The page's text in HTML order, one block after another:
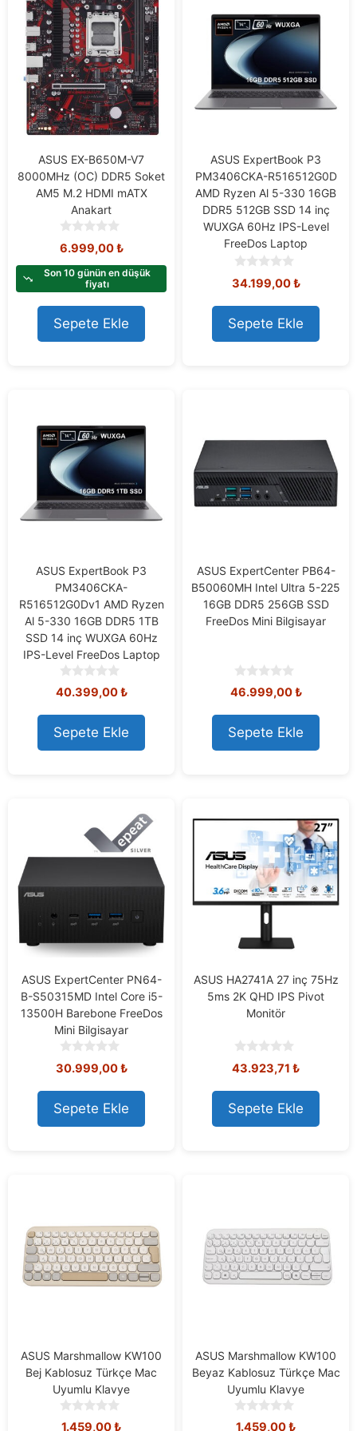
ASUS EX-B650M-V7
8000MHz (OC) DDR5 Soket
AM5 M.2 HDMI mATX
Anakart
0
o
u
5
6.999,00₺
Son 10 günün en düşük
fiyatı
Sepete Ekle
ASUS ExpertBook P3
PM3406CKA-R516512G0D
AMD Ryzen Al 5-330 16GB
DDR5 512GB SSD 14 inç
WUXGA 60Hz IPS-Level
FreeDos Laptop
0
o
u
t
o
f
34.199,00₺
Sepete Ekle
ASUS ExpertBook P3
PM3406CKA-
R516512G0Dv1 AMD Ryzen
Al 5-330 16GB DDR5 1TB
SSD 14 inç WUXGA 60Hz
IPS-Level FreeDos Laptop
0
o
u
t
o
f
40.399,00₺
Sepete Ekle
ASUS ExpertCenter PB64-
B50060MH Intel Ultra 5-225
16GB DDR5 256GB SSD
FreeDos Mini Bilgisayar
0
o
u
t
o
f
46.999,00₺
Sepete Ekle
ASUS ExpertCenter PN64-
B-S50315MD Intel Core i5-
13500H Barebone FreeDos
Mini Bilgisayar
0
o
u
t
o
f
30.999,00₺
Sepete Ekle
ASUS HA2741A 27 inç 75Hz
5ms 2K QHD IPS Pivot
Monitör
0
o
u
t
o
f
43.923,71 ₺
Sepete Ekle
ASUS Marshmallow KW100
Bej Kablosuz Türkçe Mac
Uyumlu Klavye
0
1.459,00₺
ASUS Marshmallow KW100
Beyaz Kablosuz Türkçe Mac
Uyumlu Klavye
0
1.459,00₺